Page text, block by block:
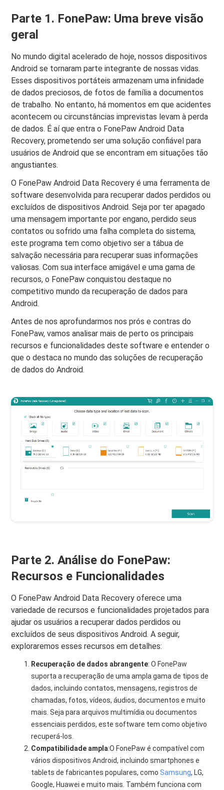
Parte 1. FonePaw: Uma breve visão
geral
No mundo digital acelerado de hoje, nossos dispositivos
Android se tornaram parte integrante de nossas vidas.
Esses dispositivos portáteis armazenam uma infinidade
de dados preciosos, de fotos de família a documentos
de trabalho. No entanto, há momentos em que acidentes
acontecem ou circunstâncias imprevistas levam à perda
de dados. É aí que entra o FonePaw Android Data
Recovery, prometendo ser uma solução confiável para
usuários de Android que se encontram em situações tão
angustiantes.
O FonePaw Android Data Recovery é uma ferramenta de
software desenvolvida para recuperar dados perdidos ou
excluídos de dispositivos Android. Seja por ter apagado
uma mensagem importante por engano, perdido seus
contatos ou sofrido uma falha completa do sistema,
este programa tem como objetivo ser a tábua de
salvação necessária para recuperar suas informações
valiosas. Com sua interface amigável e uma gama de
recursos, o FonePaw conquistou destaque no
competitivo mundo da recuperação de dados para
Android.
Antes de nos aprofundarmos nos prós e contras do
FonePaw, vamos analisar mais de perto os principais
recursos e funcionalidades deste software e entender o
que o destaca no mundo das soluções de recuperação
de dados do Android.
Parte 2. Análise do FonePaw:
Recursos e Funcionalidades
O FonePaw Android Data Recovery oferece uma
variedade de recursos e funcionalidades projetados para
ajudar os usuários a recuperar dados perdidos ou
excluídos de seus dispositivos Android. A seguir,
exploraremos esses recursos em detalhes:
Recuperação de dados abrangente: O FonePaw
suporta a recuperação de uma ampla gama de tipos de
dados, incluindo contatos, mensagens, registros de
chamadas, fotos, vídeos, áudios, documentos e muito
mais. Seja para arquivos multimídia ou documentos
essenciais perdidos, este software tem como objetivo
recuperá-los.
Compatibilidade ampla:O FonePaw é compatível com
vários dispositivos Android, incluindo smartphones e
tablets de fabricantes populares, comoSamsung, LG,
Google, Huawei e muito mais. Também funciona com